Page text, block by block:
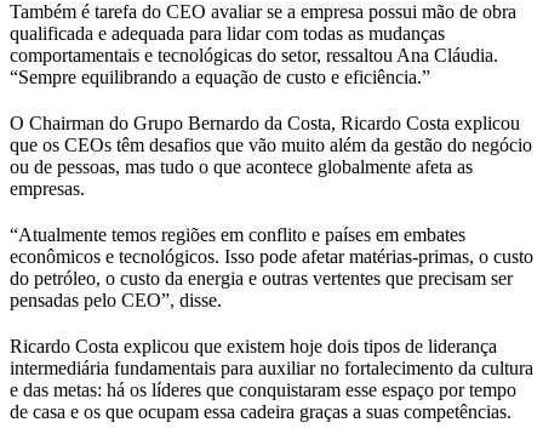
Também é tarefa do CEO avaliar se a empresa possui mão de obra
qualificada e adequada para lidar com todas as mudanças
comportamentais e tecnológicas do setor, ressaltou Ana Cláudia.
“Sempre equilibrando a equação de custo e eficiência.”
O Chairman do Grupo Bernardo da Costa, Ricardo Costa explicou
que os CEOs têm desafios que vão muito além da gestão do negócio
ou de pessoas, mas tudo o que acontece globalmente afeta as
empresas.
“Atualmente temos regiões em conflito e países em embates
econômicos e tecnológicos. Isso pode afetar matérias-primas, o custo
do petróleo, o custo da energia e outras vertentes que precisam ser
pensadas pelo CEO”, disse.
Ricardo Costa explicou que existem hoje dois tipos de liderança
intermediária fundamentais para auxiliar no fortalecimento da cultura
e das metas: há os líderes que conquistaram esse espaço por tempo
de casa e os que ocupam essa cadeira graças a suas competências.